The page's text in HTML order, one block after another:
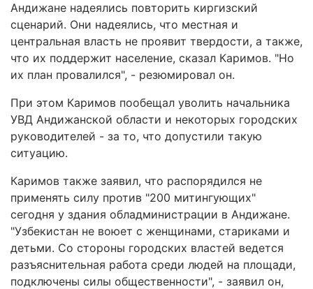
Андижане надеялись повторить киргизский
сценарий. Они надеялись, что местная и
центральная власть не проявит твердости, а также,
что их поддержит население, сказал Каримов. "Но
их план провалился", - резюмировал он.
При этом Каримов пообещал уволить начальника
УВД Андижанской области и некоторых городских
руководителей - за то, что допустили такую
ситуацию.
Каримов также заявил, что распорядился не
применять силу против "200 митингующих"
сегодня у здания обладминистрации в Андижане.
"Узбекистан не воюет с женщинами, стариками и
детьми. Со стороны городских властей ведется
разъяснительная работа среди людей на площади,
подключены силы общественности", - заявил он,